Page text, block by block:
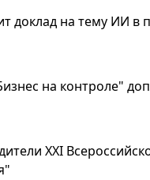
доклад на тему ИИ в
на контроле"
XXI